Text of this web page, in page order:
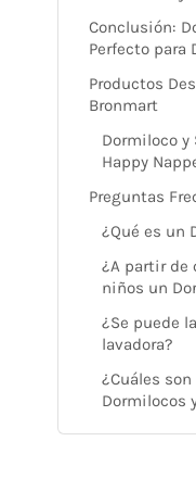
Conclusión:
Perfecto para
Productos
Bronmart
Dormiloco y
Happy
Preguntas
¿Qué es un
¿A partir de
niños un
¿Se puede
lavadora?
¿Cuáles
Dormilocos